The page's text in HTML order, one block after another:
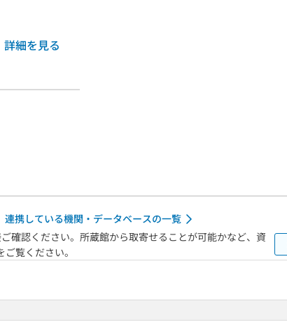
詳細を見る
連携している機関・データベースの一覧
確認ください。所蔵館から取寄せることが可能かなど、資
ご覧ください。